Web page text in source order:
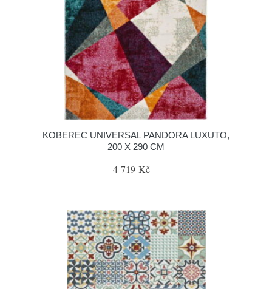
KOBEREC UNIVERSAL PANDORA LUXUTO,
200 X 290 CM
4 719 Kč